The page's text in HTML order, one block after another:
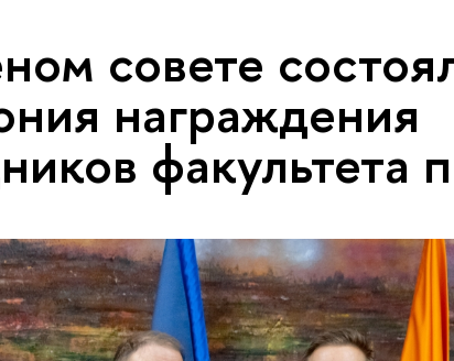
совете
награждения
факультета